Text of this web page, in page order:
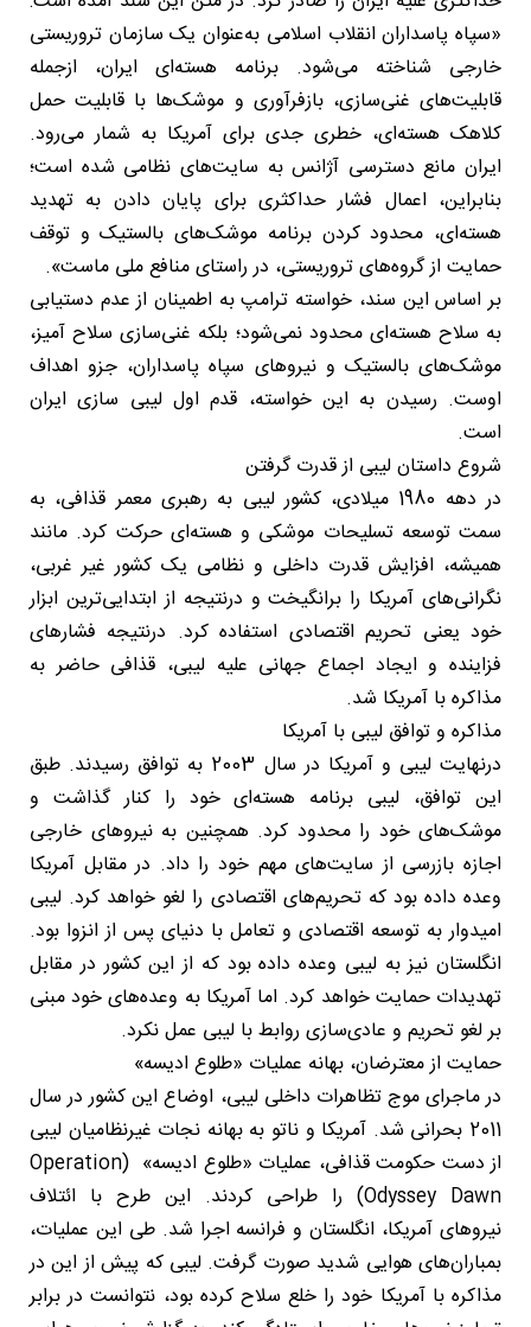
«سپاه پاسداران انقلاب اسلامی به‌عنوان یک سازمان تروریستی
خارجی شناخته می‌شود. برنامه هسته‌ای ایران، ازجمله
قابلیت‌های غنی‌سازی، بازفرآوری و موشک‌ها با قابلیت حمل
کلاهک هسته‌ای، خطری جدی برای آمریکا به شمار می‌رود.
ایران مانع دسترسی آژانس به سایت‌های نظامی شده است؛
بنابراین، اعمال فشار حداکثری برای پایان دادن به تهدید
هسته‌ای، محدود کردن برنامه موشک‌های بالستیک و توقف
حمایت از گروه‌های تروریستی، در راستای منافع ملی ماست».
بر اساس این سند، خواسته ترامپ به اطمینان از عدم دستیابی
به سلاح هسته‌ای محدود نمی‌شود؛ بلکه غنی‌سازی سلاح آمیز،
موشک‌های بالستیک و نیروهای سپاه پاسداران، جزو اهداف
اوست. رسیدن به این خواسته، قدم اول لیبی سازی ایران
است.
شروع داستان لیبی از قدرت گرفتن
در دهه 1980 میلادی، کشور لیبی به رهبری معمر قذافی، به
سمت توسعه تسلیحات موشکی و هسته‌ای حرکت کرد. مانند
همیشه، افزایش قدرت داخلی و نظامی یک کشور غیر غربی،
نگرانی‌های آمریکا را برانگیخت و درنتیجه از ابتدایی‌ترین ابزار
خود یعنی تحریم اقتصادی استفاده کرد. درنتیجه فشارهای
فزاینده و ایجاد اجماع جهانی علیه لیبی، قذافی حاضر به
مذاکره با آمریکا شد.
مذاکره و توافق لیبی با آمریکا
درنهایت لیبی و آمریکا در سال 2003 به توافق رسیدند. طبق
این توافق، لیبی برنامه هسته‌ای خود را کنار گذاشت و
موشک‌های خود را محدود کرد. همچنین به نیروهای خارجی
اجازه بازرسی از سایت‌های مهم خود را داد. در مقابل آمریکا
وعده داده بود که تحریم‌های اقتصادی را لغو خواهد کرد. لیبی
امیدوار به توسعه اقتصادی و تعامل با دنیای پس از انزوا بود.
انگلستان نیز به لیبی وعده داده بود که از این کشور در مقابل
تهدیدات حمایت خواهد کرد. اما آمریکا به وعده‌های خود مبنی
بر لغو تحریم و عادی‌سازی روابط با لیبی عمل نکرد.
حمایت از معترضان، بهانه عملیات «طلوع ادیسه»
در ماجرای موج تظاهرات داخلی لیبی، اوضاع این کشور در سال
2011 بحرانی شد. آمریکا و ناتو به بهانه نجات غیرنظامیان لیبی
از دست حکومت قذافی، عملیات «طلوع ادیسه» (Operation
Odyssey Dawn) را طراحی کردند. این طرح با ائتلاف
نیروهای آمریکا، انگلستان و فرانسه اجرا شد. طی این عملیات،
بمباران‌های هوایی شدید صورت گرفت. لیبی که پیش از این در
مذاکره با آمریکا خود را خلع سلاح کرده بود، نتوانست در برابر